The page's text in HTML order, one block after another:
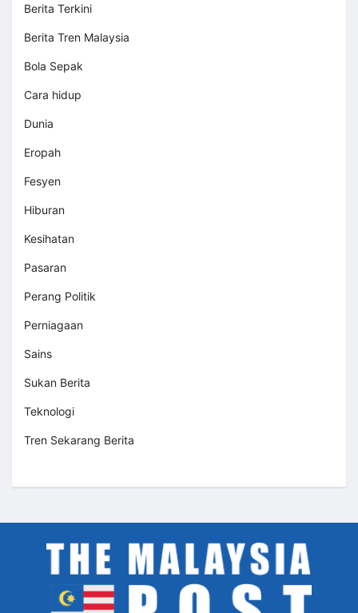
Berita Terkini
Berita Tren Malaysia
Bola Sepak
Cara hidup
Dunia
Eropah
Fesyen
Hiburan
Kesihatan
Pasaran
Perang Politik
Perniagaan
Sains
Sukan Berita
Teknologi
Tren Sekarang Berita